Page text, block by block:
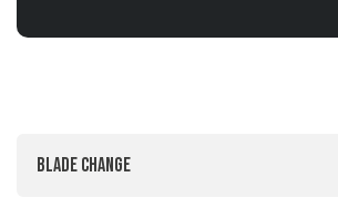
der Seife angeht. Habe seither viel
Blade change